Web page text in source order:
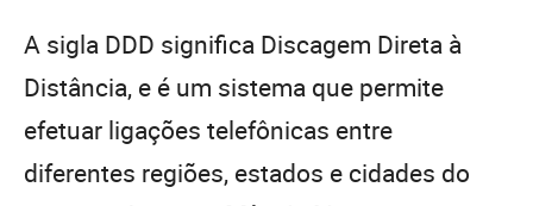
A sigla DDD significa Discagem Direta à
Distância, e é um sistema que permite
efetuar ligações telefônicas entre
diferentes regiões, estados e cidades do